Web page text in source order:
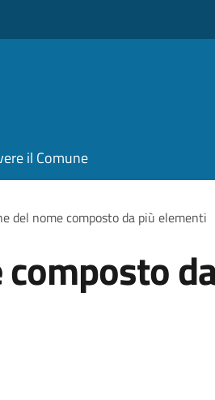
il Comune
del nome composto da più elementi